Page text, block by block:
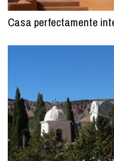
Casa perfectamente